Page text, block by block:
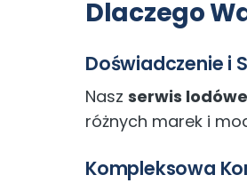
Dlaczego
Doświadczenie i
Nasz serwis
różnych marek i
Kompleksowa